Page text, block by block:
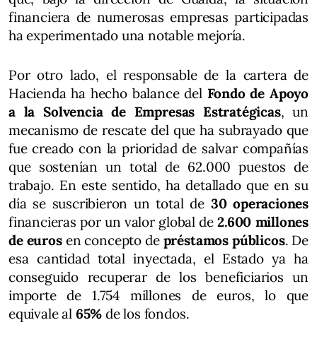
financiera de numerosas empresas participadas
ha experimentado una notable mejoría.
Por otro lado, el responsable de la cartera de
Hacienda ha hecho balance delFondo de Apoyo
a la Solvencia de Empresas Estratégicas, un
mecanismo de rescate del que ha subrayado que
fue creado con la prioridad de salvar compañías
que sostenían un total de 62.000 puestos de
trabajo. En este sentido, ha detallado que en su
día se suscribieron un total de30 operaciones
financieras por un valor global de2.600 millones
de euros en concepto de préstamos públicos. De
esa cantidad total inyectada, el Estado ya ha
conseguido recuperar de los beneficiarios un
importe de 1.754 millones de euros, lo que
equivale al 65% de los fondos.